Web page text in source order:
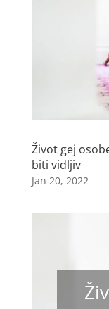
Život gej
biti vidljiv
Jan 20, 2022